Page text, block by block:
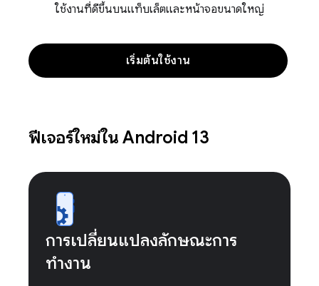
ใช้งานที่ดีขึ้นบนแท็บเล็ตและหน้าจอขนาดใหญ่
เริ่มต้นใช้งาน
ฟีเจอร์ใหม่ใน Android 13
การเปลี่ยนแปลงลักษณะการ
ทำงาน